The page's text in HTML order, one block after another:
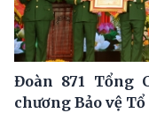
Đoàn 871 Tổng
chương Bảo vệ